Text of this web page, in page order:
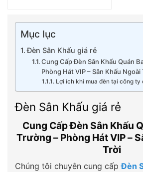
Mục lục
Đèn Sân Khấu giá rẻ
Cung Cấp Đèn Sân Khấu Quán
Phòng Hát VIP – Sân Khấu Ngoài
Lợi ích khi mua đèn tại công ty
Đèn Sân Khấu giá rẻ
Cung Cấp Đèn Sân Khấu
Trường – Phòng Hát VIP –
Trời
Chúng tôi chuyên cung cấpĐèn